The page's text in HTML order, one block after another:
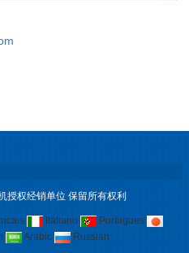
授权经销单位 保留所有权利
Italiano
Portugues
Arabic Russian